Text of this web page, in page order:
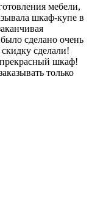
мебели,
шкаф-купе в
сделано очень
сделали!
шкаф!
только